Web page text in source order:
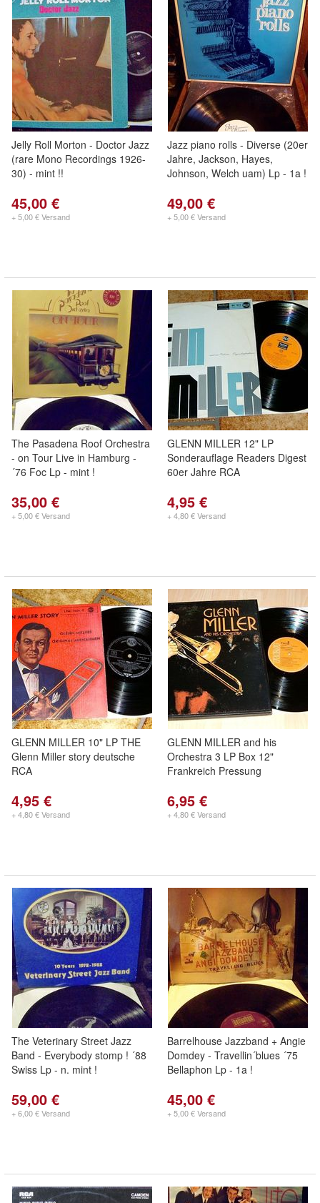
Jelly Roll Morton - Doctor Jazz
(rare Mono Recordings 1926-
30) - mint !!
45,00 €
+ 5,00 € Versand
Jazz piano rolls - Diverse (20er
Jahre, Jackson, Hayes,
Johnson, Welch uam) Lp - 1a !
49,00 €
+ 5,00 € Versand
The Pasadena Roof Orchestra
- on Tour Live in Hamburg -
´76 Foc Lp - mint !
35,00 €
+ 5,00 € Versand
GLENN MILLER 12" LP
Sonderauflage Readers Digest
60er Jahre RCA
4,95 €
+ 4,80 € Versand
GLENN MILLER 10" LP THE
Glenn Miller story deutsche
RCA
4,95 €
+ 4,80 € Versand
GLENN MILLER and his
Orchestra 3 LP Box 12"
Frankreich Pressung
6,95 €
+ 4,80 € Versand
The Veterinary Street Jazz
Band - Everybody stomp ! ´88
Swiss Lp - n. mint !
59,00 €
+ 6,00 € Versand
Barrelhouse Jazzband + Angie
Domdey - Travellin´blues ´75
Bellaphon Lp - 1a !
45,00 €
+ 5,00 € Versand